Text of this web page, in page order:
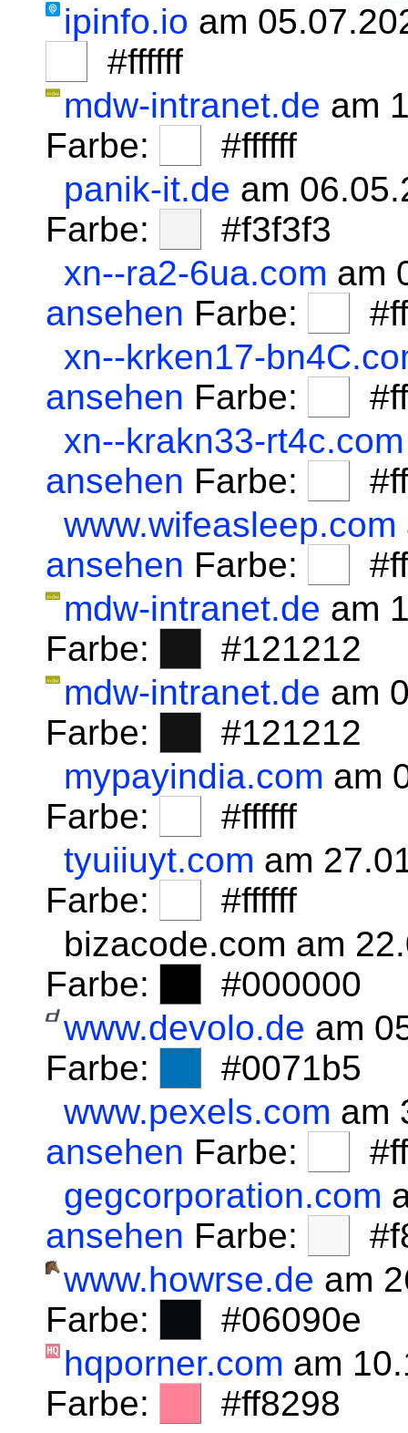
ipinfo.io am
#ffffff
mdw-intranet.de am
Farbe:
#ffffff
panik-it.de am
Farbe:
#f3f3f3
xn--ra2-6ua.com am
ansehen Farbe:
xn--krken17-
ansehen Farbe:
xn--krakn33-rt4c.com
ansehen Farbe:
www.wifeasleep.com
ansehen Farbe:
mdw-intranet.de am
Farbe:
#121212
mdw-intranet.de am
Farbe:
#121212
mypayindia.com am
Farbe:
#ffffff
tyuiiuyt.com am
Farbe:
#ffffff
bizacode.com am
Farbe:
#000000
www.devolo.de am
Farbe:
#0071b5
www.pexels.com am
ansehen Farbe:
gegcorporation.com
ansehen Farbe:
www.howrse.de am
Farbe:
#06090e
hqporner.com am
Farbe:
#ff8298